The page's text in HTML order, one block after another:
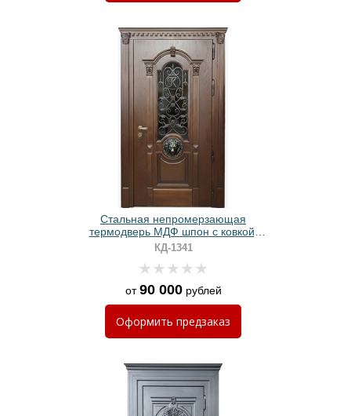
Стальная непромерзающая
термодверь МДФ шпон с ковкой,
стеклом, декором «львиная голова»
и капителями
КД-1341
от90 000рублей
Оформить предзаказ